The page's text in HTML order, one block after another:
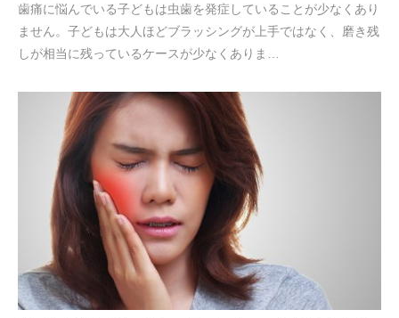
歯痛に悩んでいる子どもは虫歯を発症していることが少なくあり
ません。子どもは大人ほどブラッシングが上手ではなく、磨き残
しが相当に残っているケースが少なくありま…